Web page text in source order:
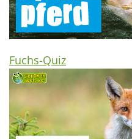
Fuchs-Quiz